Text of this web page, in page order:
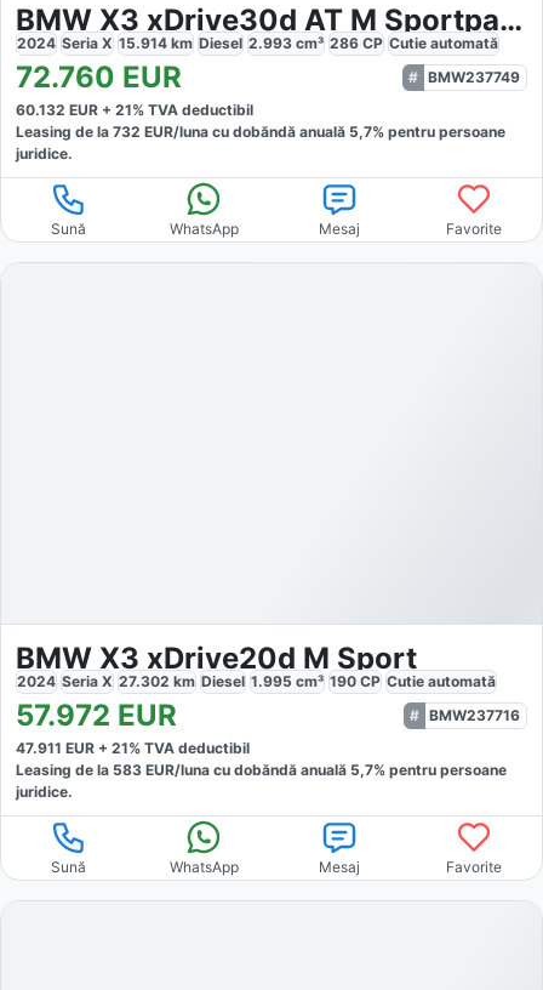
BMW X3 xDrive30d AT M Sportpaket
2024 Seria X 15.914 km Diesel 2.993 cm³ 286 CP Cutie automată
72.760 EUR
BMW237749
60.132 EUR + 21% TVA deductibil
Leasing de la 732 EUR/luna cu dobăndă anuală 5,7% pentru persoane
juridice.
Sună WhatsApp Mesaj Favorite
BMW X3 xDrive20d M Sport
2024 Seria X 27.302 km Diesel 1.995 cm³ 190 CP Cutie automată
57.972 EUR
BMW237716
47.911 EUR + 21% TVA deductibil
Leasing de la 583 EUR/luna cu dobăndă anuală 5,7% pentru persoane
juridice.
Sună WhatsApp Mesaj Favorite